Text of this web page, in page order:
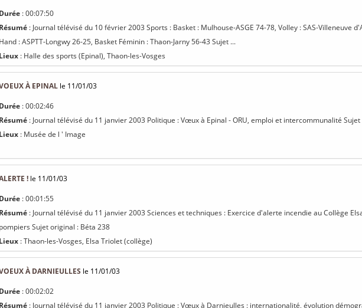
Durée : 00:07:50
Résumé : Journal télévisé du 10 février 2003 Sports : Basket : Mulhouse-ASGE 74-78, Volley : SAS-Villeneuve
Hand : ASPTT-Longwy 26-25, Basket Féminin : Thaon-Jarny 56-43 Sujet ...
Lieux : Halle des sports (Epinal), Thaon-les-Vosges
À EPINAL le 11/01/03
Durée : 00:02:46
Résumé : Journal télévisé du 11 janvier 2003 Politique : Vœux à Epinal - ORU, emploi et intercommunalité
Lieux : Musée de l ' Image
! le 11/01/03
Durée : 00:01:55
Résumé : Journal télévisé du 11 janvier 2003 Sciences et techniques : Exercice d'alerte incendie au Collège
pompiers Sujet original : Béta 238
Lieux : Thaon-les-Vosges, Elsa Triolet (collège)
À DARNIEULLES le 11/01/03
Durée : 00:02:02
Résumé : Journal télévisé du 11 janvier 2003 Politique : Vœux à Darnieulles : internationalité, évolution